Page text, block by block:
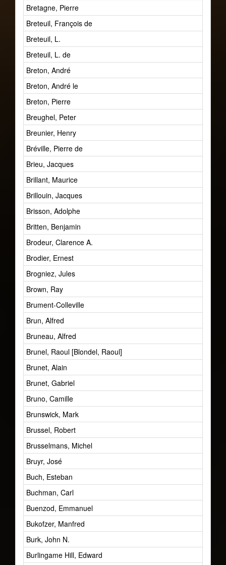
Bretagne, Pierre
Breteuil, François de
Breteuil, L.
Breteuil, L. de
Breton, André
Breton, André le
Breton, Pierre
Breughel, Peter
Breunier, Henry
Bréville, Pierre de
Brieu, Jacques
Brillant, Maurice
Brillouin, Jacques
Brisson, Adolphe
Britten, Benjamin
Brodeur, Clarence A.
Brodier, Ernest
Brogniez, Jules
Brown, Ray
Brument-Colleville
Brun, Alfred
Bruneau, Alfred
Brunel, Raoul [Blondel, Raoul]
Brunet, Alain
Brunet, Gabriel
Bruno, Camille
Brunswick, Mark
Brussel, Robert
Brusselmans, Michel
Bruyr, José
Buch, Esteban
Buchman, Carl
Buenzod, Emmanuel
Bukofzer, Manfred
Burk, John N.
Burlingame Hill, Edward